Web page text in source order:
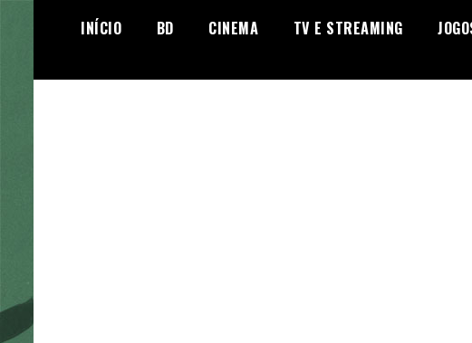
INÍCIO BD CINEMA TV E STREAMING